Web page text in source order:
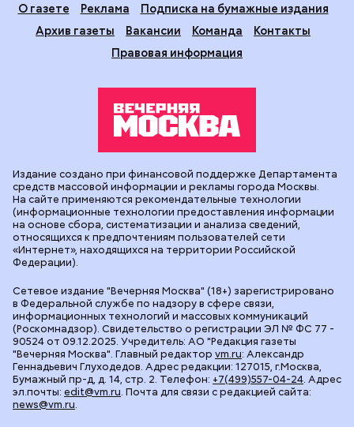
О газете Реклама
Подписка на бумажные издания
Архив газеты
Вакансии Команда
Контакты
Правовая информация
Сетевое издание "Вечерняя Москва" (18+) зарегистрировано
в Федеральной службе по надзору в сфере связи,
информационных технологий и массовых коммуникаций
(Роскомнадзор). Свидетельство о регистрации ЭЛ № ФС 77 -
90524 от 09.12.2025. Учредитель: АО "Редакция газеты
"Вечерняя Москва". Главный редактор vm.ru: Александр
Геннадьевич Глуходедов. Адрес редакции: 127015, г.Москва,
Бумажный пр-д, д. 14, стр. 2. Телефон: +7(499)557-04-24. Адрес
эл.почты: edit@vm.ru. Почта для связи с редакцией сайта:
news@vm.ru.
Издание создано при финансовой поддержке Департамента
средств массовой информации и рекламы города Москвы.
На сайте применяются рекомендательные технологии
(информационные технологии предоставления информации
на основе сбора, систематизации и анализа сведений,
относящихся к предпочтениям пользователей сети
«Интернет», находящихся на территории Российской
Федерации).